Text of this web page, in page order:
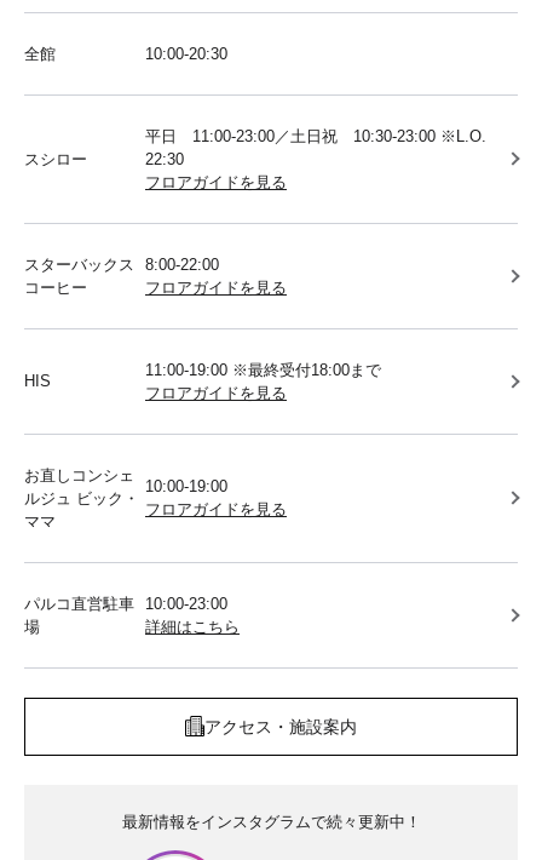
全館 10:00-20:30
スシロー
平日 11:00-23:00／土日祝 10:30-23:00 ※L.O.
22:30
フロアガイドを見る
スターバックス
コーヒー
8:00-22:00
フロアガイドを見る
HIS
11:00-19:00 ※最終受付18:00まで
フロアガイドを見る
お直しコンシェ
ルジュ ビック・
ママ
10:00-19:00
フロアガイドを見る
パルコ直営駐車
場
10:00-23:00
詳細はこちら
アクセス・施設案内
最新情報をインスタグラムで続々更新中！